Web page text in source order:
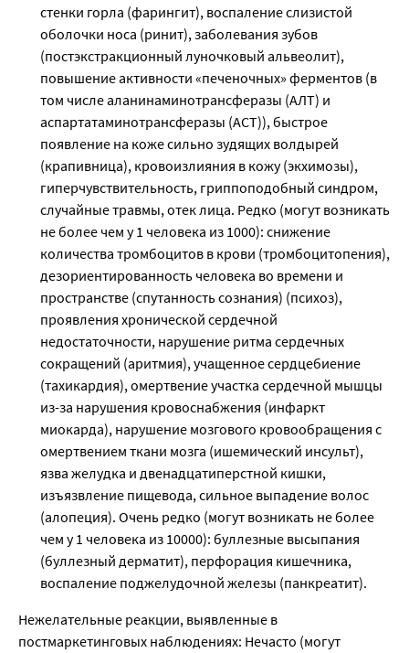
стенки горла (фарингит), воспаление слизистой
оболочки носа (ринит), заболевания зубов
(постэкстракционный луночковый альвеолит),
повышение активности «печеночных» ферментов (в
том числе аланинаминотрансферазы (АЛТ) и
аспартатаминотрансферазы (АСТ)), быстрое
появление на коже сильно зудящих волдырей
(крапивница), кровоизлияния в кожу (экхимозы),
гиперчувствительность, гриппоподобный синдром,
случайные травмы, отек лица. Редко (могут возникать
не более чем у 1 человека из 1000): снижение
количества тромбоцитов в крови (тромбоцитопения),
дезориентированность человека во времени и
пространстве (спутанность сознания) (психоз),
проявления хронической сердечной
недостаточности, нарушение ритма сердечных
сокращений (аритмия), учащенное сердцебиение
(тахикардия), омертвение участка сердечной мышцы
из-за нарушения кровоснабжения (инфаркт
миокарда), нарушение мозгового кровообращения с
омертвением ткани мозга (ишемический инсульт),
язва желудка и двенадцатиперстной кишки,
изъязвление пищевода, сильное выпадение волос
(алопеция). Очень редко (могут возникать не более
чем у 1 человека из 10000): буллезные высыпания
(буллезный дерматит), перфорация кишечника,
воспаление поджелудочной железы (панкреатит).
Нежелательные реакции, выявленные в
постмаркетинговых наблюдениях: Нечасто (могут